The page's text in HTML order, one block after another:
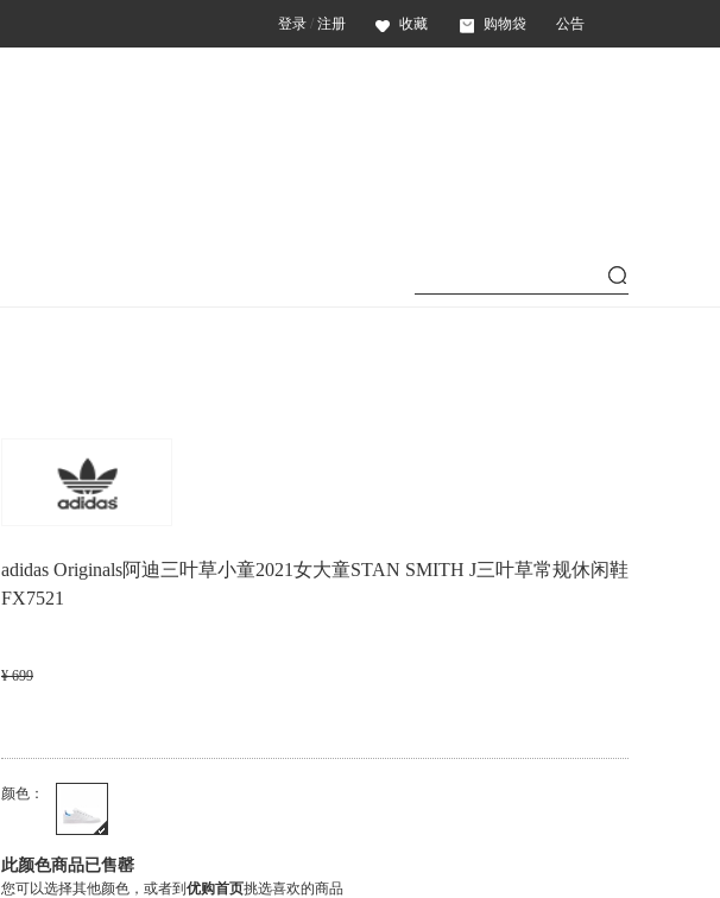
登录 / 注册 收藏 购物袋 公告
adidas Originals阿迪三叶草小童2021女大童STAN SMITH J三叶草常规休闲鞋
FX7521
¥ 699
颜色：
此颜色商品已售罄
您可以选择其他颜色，或者到 优购首页挑选喜欢的商品